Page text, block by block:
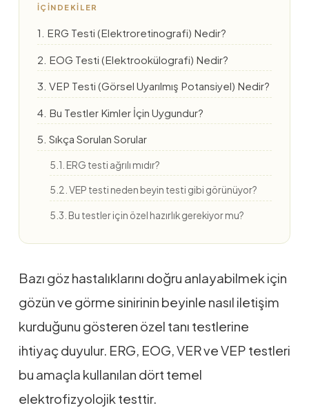
İÇINDEKILER
1. ERG Testi (Elektroretinografi) Nedir?
2. EOG Testi (Elektrookülografi) Nedir?
3. VEP Testi (Görsel Uyarılmış Potansiyel) Nedir?
4. Bu Testler Kimler İçin Uygundur?
5. Sıkça Sorulan Sorular
5.1. ERG testi ağrılı mıdır?
5.2. VEP testi neden beyin testi gibi görünüyor?
5.3. Bu testler için özel hazırlık gerekiyor mu?
Bazı göz hastalıklarını doğru anlayabilmek için
gözün ve görme sinirinin beyinle nasıl iletişim
kurduğunu gösteren özel tanı testlerine
ihtiyaç duyulur. ERG, EOG, VER ve VEP testleri
bu amaçla kullanılan dört temel
elektrofizyolojik testtir.